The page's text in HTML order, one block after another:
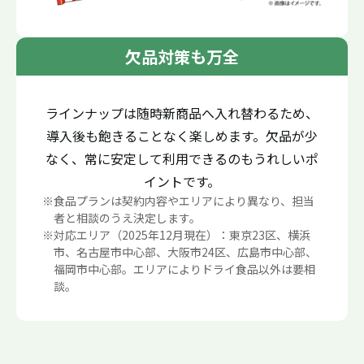
欠品対策も万全
ラインナップは随時新商品へ入れ替わるため、
導入後も飽きることなく楽しめます。欠品が少
なく、常に安定して利用できるのもうれしいポ
イントです。
※食品プランは契約内容やエリアにより異なり、担当
者と相談のうえ決定します。
※対応エリア（2025年12月現在）：東京23区、横浜
市、名古屋市中心部、大阪市24区、広島市中心部、
福岡市中心部。エリアによりドライ食品以外は要相
談。